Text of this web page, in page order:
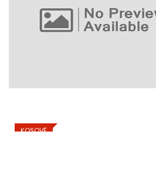
KOSOVË